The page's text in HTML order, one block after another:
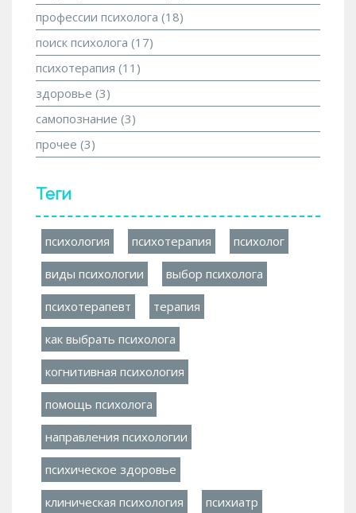
профессии психолога (18)
поиск психолога (17)
психотерапия (11)
здоровье (3)
самопознание (3)
прочее (3)
Теги
психология психотерапия психолог
виды психологии выбор психолога
психотерапевт терапия
как выбрать психолога
когнитивная психология
помощь психолога
направления психологии
психическое здоровье
клиническая психология психиатр